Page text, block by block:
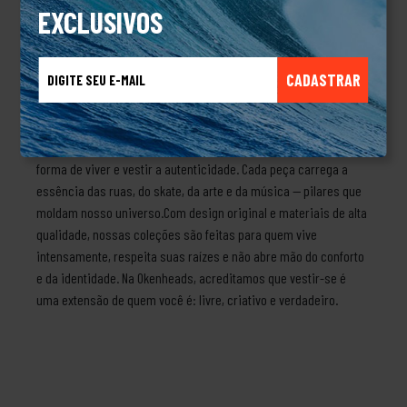
EXCLUSIVOS
CADASTRAR
com algodão de alta qualidade, têm toque macio, caimento
impecável e durabilidade para acompanhar o ritmo do seu dia a
dia — seja nas ruas, no rolê ou no skate.Cada camiseta é mais
do que uma peça: é uma forma de expressar quem você é.Sobre
a marcaOkenheads – Estilo que vem da atitudeA Okenheads
nasceu da conexão entre o streetwear, a cultura urbana e a
liberdade de expressão. Mais do que uma marca, somos uma
forma de viver e vestir a autenticidade. Cada peça carrega a
essência das ruas, do skate, da arte e da música — pilares que
moldam nosso universo.Com design original e materiais de alta
qualidade, nossas coleções são feitas para quem vive
intensamente, respeita suas raízes e não abre mão do conforto
e da identidade. Na Okenheads, acreditamos que vestir-se é
uma extensão de quem você é: livre, criativo e verdadeiro.